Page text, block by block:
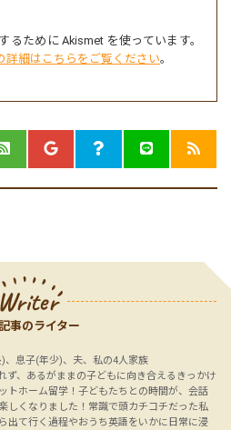
るために Akismet を使っています。
詳細はこちらをご覧ください。
Writer
事のライター
、息子(年少)、夫、私の4人家族
ず、あるがままの子どもに向き合えるきっかけ
トホーム留学！子どもたちとの時間が、会話
しくなりました！常識で頭カチコチだった私
出て行く過程やおうち英語をいかに日常に浸